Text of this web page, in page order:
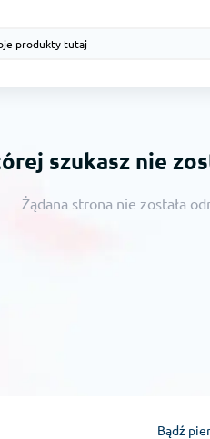
szukasz nie
Żądana strona nie została
Bądź